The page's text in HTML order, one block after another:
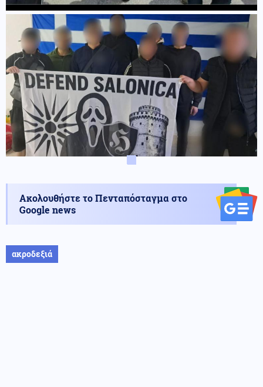
Ακολουθήστε το Πενταπόσταγμα στο
Google news
ακροδεξιά